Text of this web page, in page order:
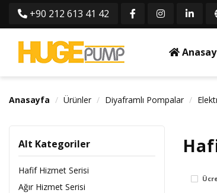
+90 212 613 41 42
Anasayfa Ürünler Diyaframlı Pompalar
Alt Kategoriler
Hafif Hizmet Serisi
Ağır Hizmet Serisi